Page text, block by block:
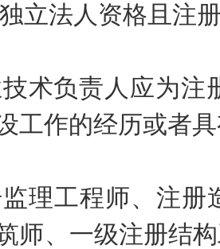
法人资格且注册
负责人应为注
工作的经历或者
工程师、注册
师、一级注册结